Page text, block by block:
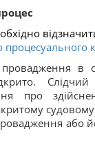
процесуального
в
про
або